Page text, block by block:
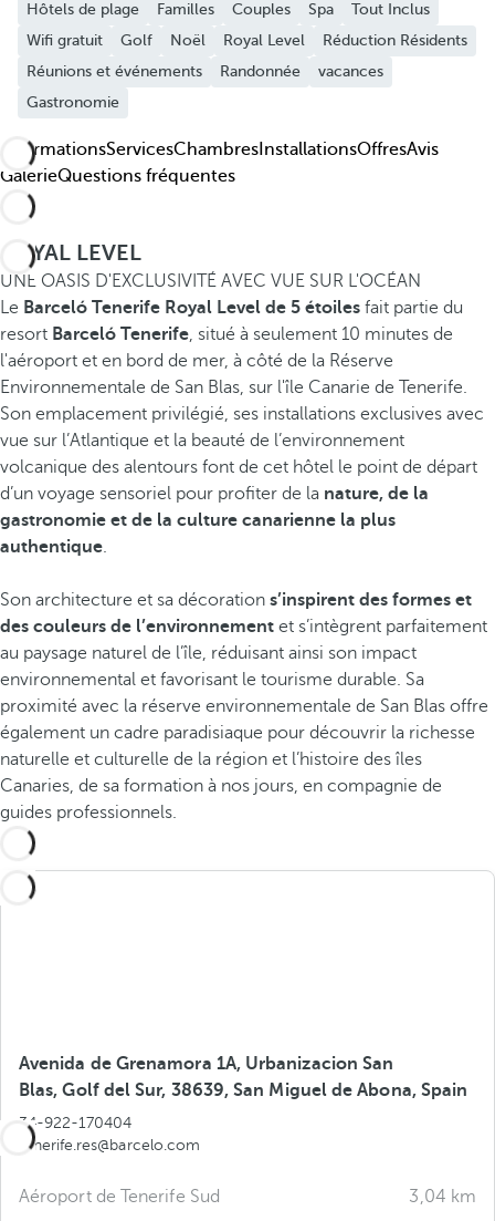
Hôtels de plage Familles Couples Spa
Tout Inclus
Wifi gratuit
Golf Noël Royal Level
Réduction Résidents
Réunions et événements
Randonnée
vacances
Gastronomie
InformationsServicesChambres InstallationsOffresAvis
GalerieQuestions fréquentes
ROYAL LEVEL
UNE OASIS D'EXCLUSIVITÉ AVEC VUE SUR L'OCÉAN
Le Barceló Tenerife Royal Level de 5 étoiles fait partie du
resort Barceló Tenerife, situé à seulement 10 minutes de
l'aéroport et en bord de mer, à côté de la Réserve
Environnementale de San Blas, sur l'île Canarie de Tenerife.
Son emplacement privilégié, ses installations exclusives avec
vue sur l’Atlantique et la beauté de l’environnement
volcanique des alentours font de cet hôtel le point de départ
d’un voyage sensoriel pour profiter de la nature, de la
gastronomie et de la culture canarienne la plus
authentique.
Son architecture et sa décoration s’inspirent des formes et
des couleurs de l’environnement et s’intègrent parfaitement
au paysage naturel de l’île, réduisant ainsi son impact
environnemental et favorisant le tourisme durable. Sa
proximité avec la réserve environnementale de San Blas offre
également un cadre paradisiaque pour découvrir la richesse
naturelle et culturelle de la région et l’histoire des îles
Canaries, de sa formation à nos jours, en compagnie de
guides professionnels.
Avenida de Grenamora 1A, Urbanizacion San
Blas, Golf del Sur, 38639, San Miguel de Abona, Spain
34-922-170404
tenerife.res@barcelo.com
Aéroport de Tenerife Sud
3,04 km